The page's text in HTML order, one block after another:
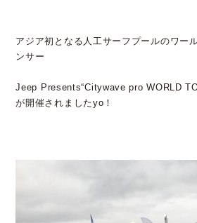
アジア初となる人工サーフプールのワー
ンサー
Jeep Presents“Citywave pro WORLD
が開催されましたyo！